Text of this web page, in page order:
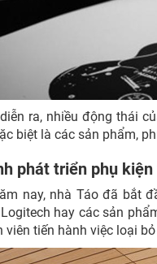
ra, nhiều động thái
biệt là các sản phẩm,
phát triển phụ
nay, nhà Táo đã bắt
hay các sản
viên tiến hành việc loại